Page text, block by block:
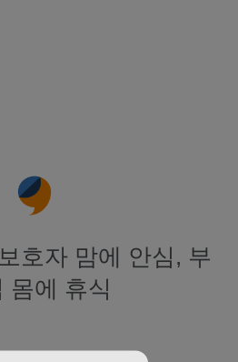
호자 맘에 안심, 부
몸에 휴식